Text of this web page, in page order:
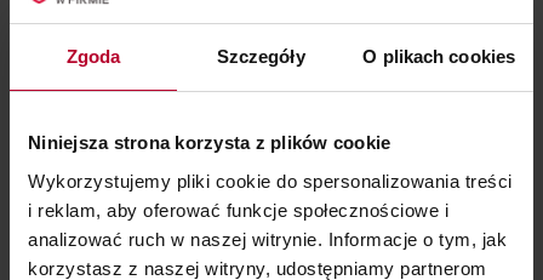
Zgoda Szczegóły O plikach cookies
Niniejsza strona korzysta z plików cookie
Wykorzystujemy pliki cookie do spersonalizowania treści
i reklam, aby oferować funkcje społecznościowe i
analizować ruch w naszej witrynie. Informacje o tym, jak
korzystasz z naszej witryny, udostępniamy partnerom
harmonogramu działań. Dział HR powinien wystąpić do
ubezpieczyciela o pełne zestawienie wpłat i wypłat na minimum
wycen opartych na twardych liczbach, a nie na teoretycznym
ubezpieczenie z pasywnego kosztu w aktywnie zarządzany
budżet benefitowy.